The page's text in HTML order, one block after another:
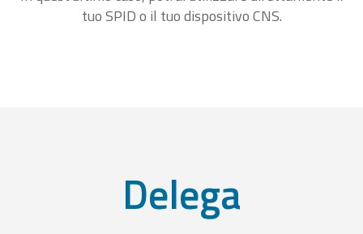
tuo SPID o il tuo dispositivo CNS.
Delega